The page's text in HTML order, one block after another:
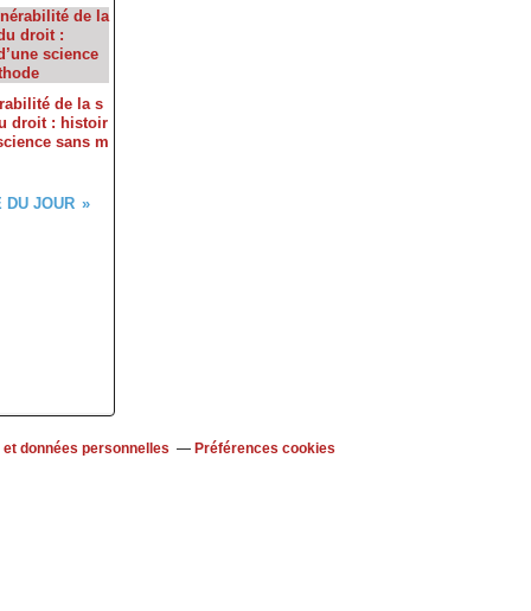
de la s
droit : histoir
sans m
DU JOUR
données personnelles Préférences cookies